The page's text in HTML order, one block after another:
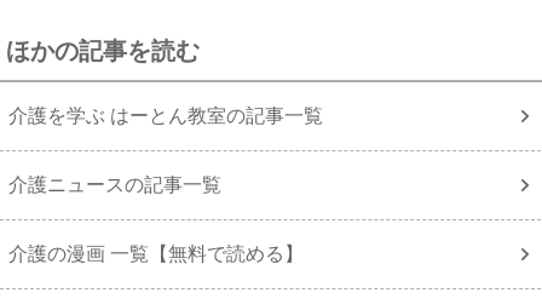
ほかの記事を読む
介護を学ぶ はーとん教室の記事一覧
介護ニュースの記事一覧
介護の漫画 一覧【無料で読める】